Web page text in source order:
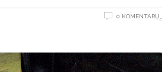
0 KOMENTARŲ